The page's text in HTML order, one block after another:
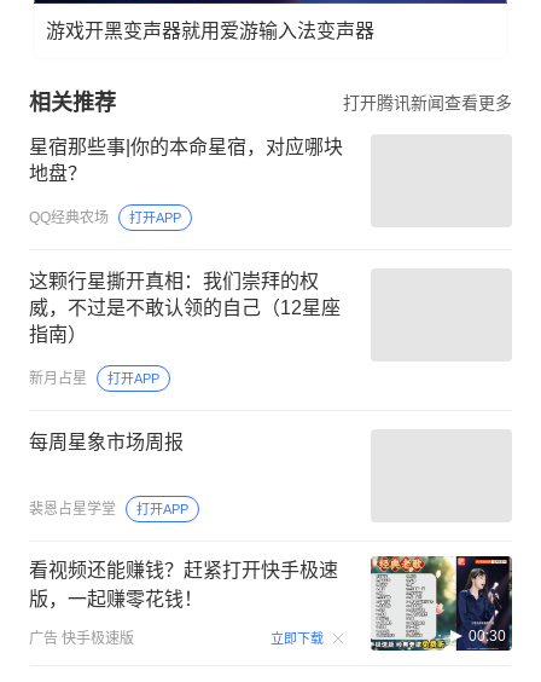
游戏开黑变声器就用爱游输入法变声器
相关推荐 打开腾讯新闻查看更多
星宿那些事|你的本命星宿，对应哪块
地盘？
QQ经典农场 打开APP
这颗行星撕开真相：我们崇拜的权
威，不过是不敢认领的自己（12星座
指南）
新月占星 打开APP
每周星象市场周报
裴恩占星学堂 打开APP
看视频还能赚钱？赶紧打开快手极速
版，一起赚零花钱！
广告 快手极速版 立即下载 00:30